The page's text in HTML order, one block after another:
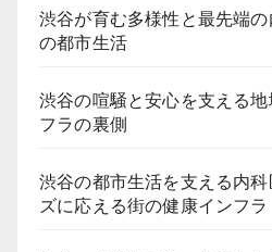
渋谷が育む多様性と最先端
の都市生活
渋谷の喧騒と安心を支える
フラの裏側
渋谷の都市生活を支える内
ズに応える街の健康インフラ